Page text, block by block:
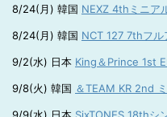
8/24(月) 韓国 NEXZ 4thミニア
8/24(月) 韓国 NCT 127 7thフル
9/2(水) 日本 King＆Prince 1st
9/8(火) 韓国 ＆TEAM KR 2nd